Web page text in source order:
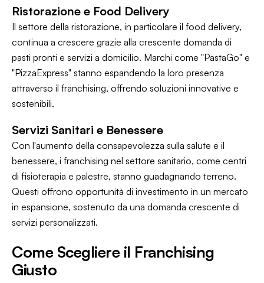
Ristorazione e Food Delivery
Il settore della ristorazione, in particolare il food delivery,
continua a crescere grazie alla crescente domanda di
pasti pronti e servizi a domicilio. Marchi come "PastaGo" e
"PizzaExpress" stanno espandendo la loro presenza
attraverso il franchising, offrendo soluzioni innovative e
sostenibili.
Servizi Sanitari e Benessere
Con l'aumento della consapevolezza sulla salute e il
benessere, i franchising nel settore sanitario, come centri
di fisioterapia e palestre, stanno guadagnando terreno.
Questi offrono opportunità di investimento in un mercato
in espansione, sostenuto da una domanda crescente di
servizi personalizzati.
Come Scegliere il Franchising
Giusto